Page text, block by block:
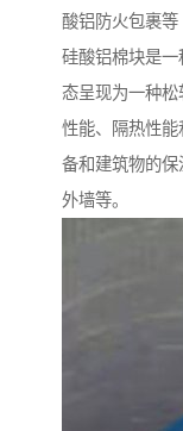
酸铝防火包裹等
硅酸铝棉块是
态呈现为一种
性能、隔热性
备和建筑物的
外墙等。